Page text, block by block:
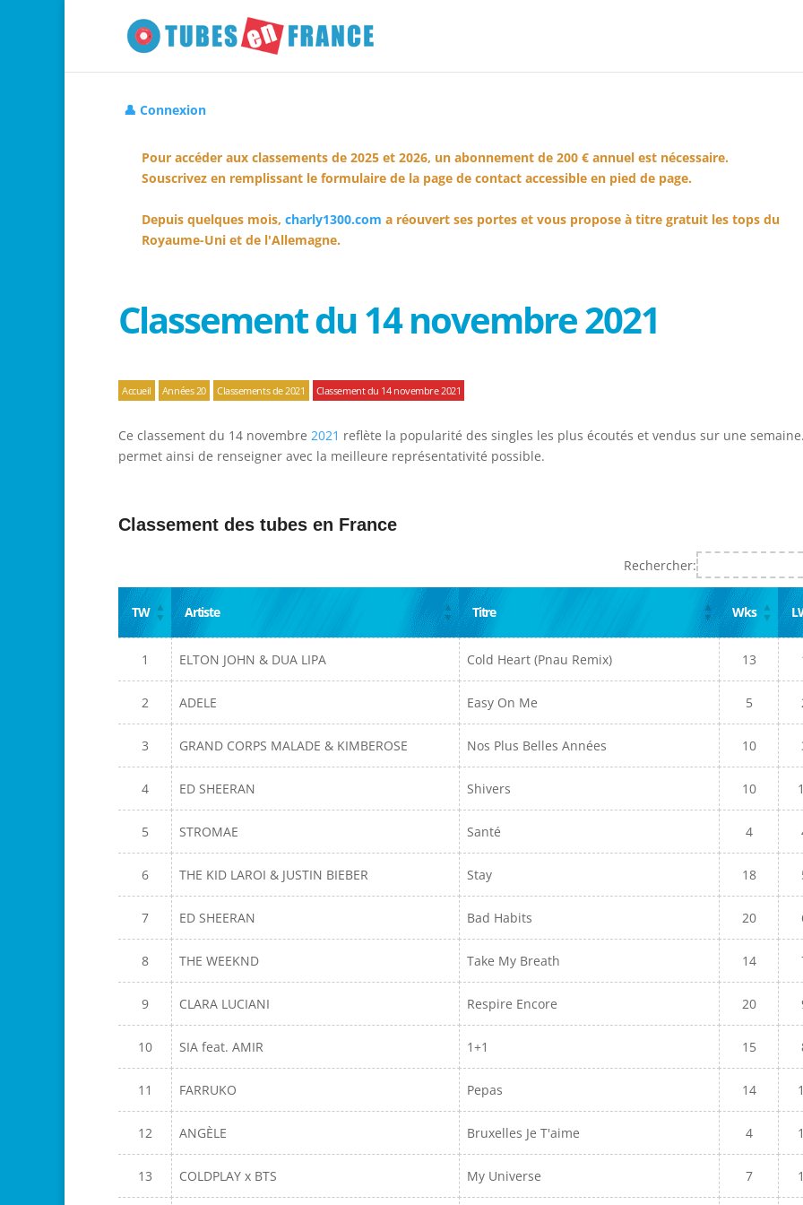
👤 Connexion
Pour accéder aux classements de 2025 et 2026, un abonnement de 200 € annuel est nécessaire.
Souscrivez en remplissant le formulaire de la page de contact accessible en pied de page.
Depuis quelques mois, charly1300.com a réouvert ses portes et vous propose à titre gratuit les tops du
Royaume-Uni et de l'Allemagne.
Classement du 14 novembre 2021
Accueil Années 20 Classements de 2021 Classement du 14 novembre 2021
Ce classement du 14 novembre 2021 reflète la popularité des singles les plus écoutés et vendus sur une
permet ainsi de renseigner avec la meilleure représentativité possible.
Classement des tubes en France
Rechercher:
TW Artiste Titre Wks
1 ELTON JOHN & DUA LIPA Cold Heart (Pnau Remix) 13
2 ADELE Easy On Me 5
3 GRAND CORPS MALADE & KIMBEROSE Nos Plus Belles Années 10
4 ED SHEERAN Shivers 10
5 STROMAE Santé 4
6 THE KID LAROI & JUSTIN BIEBER Stay 18
7 ED SHEERAN Bad Habits 20
8 THE WEEKND Take My Breath 14
9 CLARA LUCIANI Respire Encore 20
10 SIA feat. AMIR 1+1 15
11 FARRUKO Pepas 14
12 ANGÈLE Bruxelles Je T'aime 4
13 COLDPLAY x BTS My Universe 7